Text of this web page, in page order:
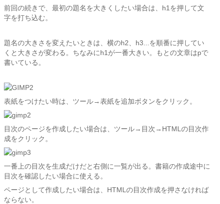
前回の続きで、最初の題名を大きくしたい場合は、h1を押して文
字を打ち込む。
題名の大きさを変えたいときは、横のh2、h3...を順番に押してい
くと大きさが変わる。ちなみにh1が一番大きい。もとの文章はpで
書いている。
表紙をつけたい時は、ツール→表紙を追加ボタンをクリック。
目次のページを作成したい場合は、ツール→目次→HTMLの目次作
成をクリック。
一番上の目次を生成だけだと右側に一覧が出る。書籍の作成途中に
目次を確認したい場合に使える。
ページとして作成したい場合は、HTMLの目次作成を押さなければ
ならない。